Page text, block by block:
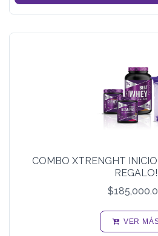
COMBO XTRENGHT
REGALO!
VER